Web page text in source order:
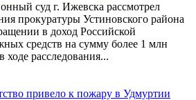
суд г. Ижевска рассмотрел
прокуратуры Устиновского района
в доход Российской
средств на сумму более 1 млн
ходе расследования...
привело к пожару в Удмуртии